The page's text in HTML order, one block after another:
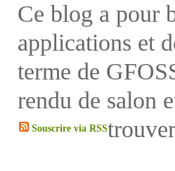
Ce blog a pour
applications et
terme de
rendu de salon
Souscrire via RSS